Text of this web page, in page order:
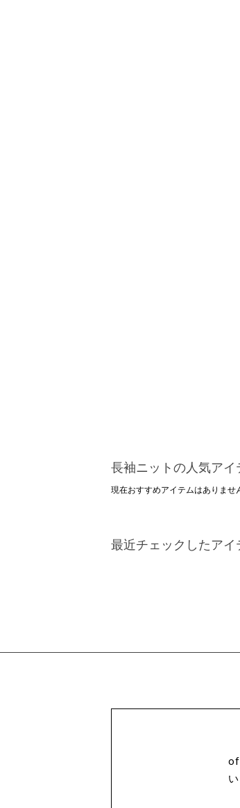
長袖ニットの人気アイ
現在おすすめアイテムはありませ
最近チェックしたアイ